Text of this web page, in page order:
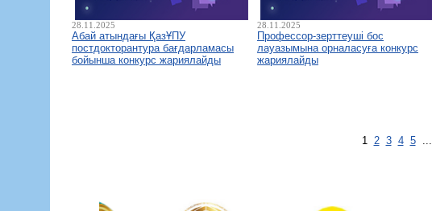
28.11.2025
Абай атындағы ҚазҰПУ
постдокторантура бағдарламасы
бойынша конкурс жариялайды
28.11.2025
Профессор-зерттеуші бос
лауазымына орналасуға конкурс
жариялайды
1 2 3 4 5...